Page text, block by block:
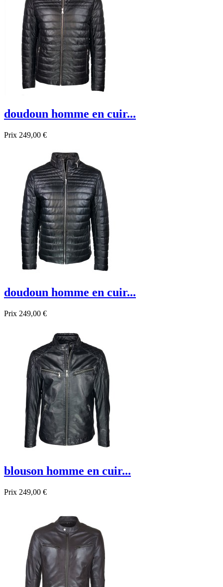
doudoun homme en cuir...
Prix 249,00 €
Promo !
doudoun homme en cuir...
Prix 249,00 €
Promo !
blouson homme en cuir...
Prix 249,00 €